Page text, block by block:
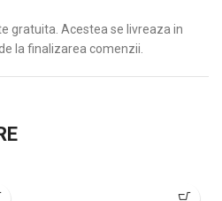
gratuita. Acestea se livreaza in
la finalizarea comenzii.